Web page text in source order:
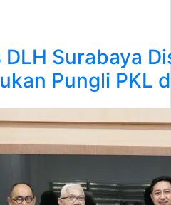
DLH Surabaya
Pungli PKL